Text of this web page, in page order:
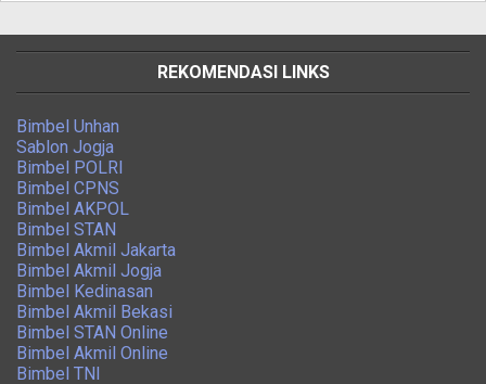
REKOMENDASI LINKS
Bimbel Unhan
Sablon Jogja
Bimbel POLRI
Bimbel CPNS
Bimbel AKPOL
Bimbel STAN
Bimbel Akmil Jakarta
Bimbel Akmil Jogja
Bimbel Kedinasan
Bimbel Akmil Bekasi
Bimbel STAN Online
Bimbel Akmil Online
Bimbel TNI